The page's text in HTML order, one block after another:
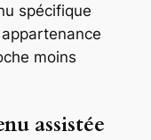
spécifique
moins
assistée